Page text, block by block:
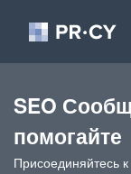
SEO
помогайте
Присоединяйтесь